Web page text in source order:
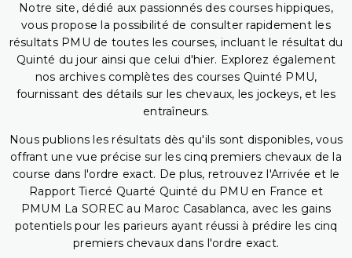
Notre site, dédié aux passionnés des courses hippiques,
vous propose la possibilité de consulter rapidement les
résultats PMU de toutes les courses, incluant le résultat du
Quinté du jour ainsi que celui d'hier. Explorez également
nos archives complètes des courses Quinté PMU,
fournissant des détails sur les chevaux, les jockeys, et les
entraîneurs.
Nous publions les résultats dès qu'ils sont disponibles, vous
offrant une vue précise sur les cinq premiers chevaux de la
course dans l'ordre exact. De plus, retrouvez l'Arrivée et le
Rapport Tiercé Quarté Quinté du PMU en France et
PMUM La SOREC au Maroc Casablanca, avec les gains
potentiels pour les parieurs ayant réussi à prédire les cinq
premiers chevaux dans l'ordre exact.